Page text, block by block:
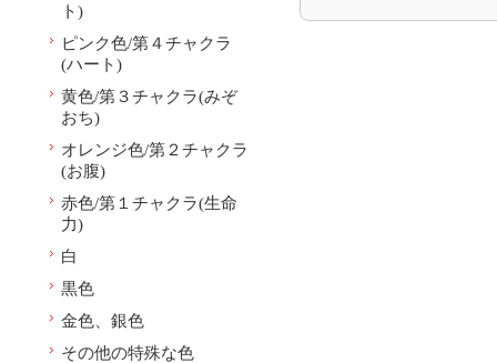
ト)
ピンク色/第４チャクラ
(ハート)
黄色/第３チャクラ(みぞ
おち)
オレンジ色/第２チャクラ
(お腹)
赤色/第１チャクラ(生命
力)
白
黒色
金色、銀色
その他の特殊な色